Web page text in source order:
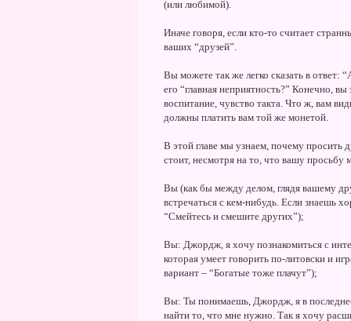
(или любимой).
Иначе говоря, если кто-то считает
ваших “друзей”.
Вы можете так же легко сказать в ответ:
его “главная неприятность?” Конечно,
воспитание, чувство такта. Что ж, вам
должны платить вам той же монетой.
В этой главе мы узнаем, почему просить
стоит, несмотря на то, что вашу просьбу
Вы (как бы между делом, глядя вашему
встречаться с кем-нибудь. Если знаешь
“Смейтесь и смешите других”);
Вы: Джордж, я хочу познакомиться с
которая умеет говорить по-литовски и
вариант – “Богатые тоже плачут”);
Вы: Ты понимаешь, Джордж, я в
найти то, что мне нужно. Так я хочу